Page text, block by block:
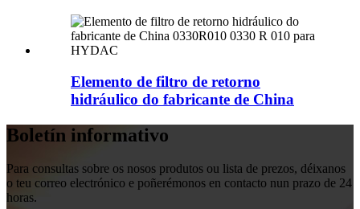
Elemento de filtro de retorno
hidráulico do fabricante de China
Boletín informativo
Para consultas sobre os nosos produtos ou lista de prezos, déixanos
o teu correo electrónico e poñerémonos en contacto nun prazo de 24
horas.